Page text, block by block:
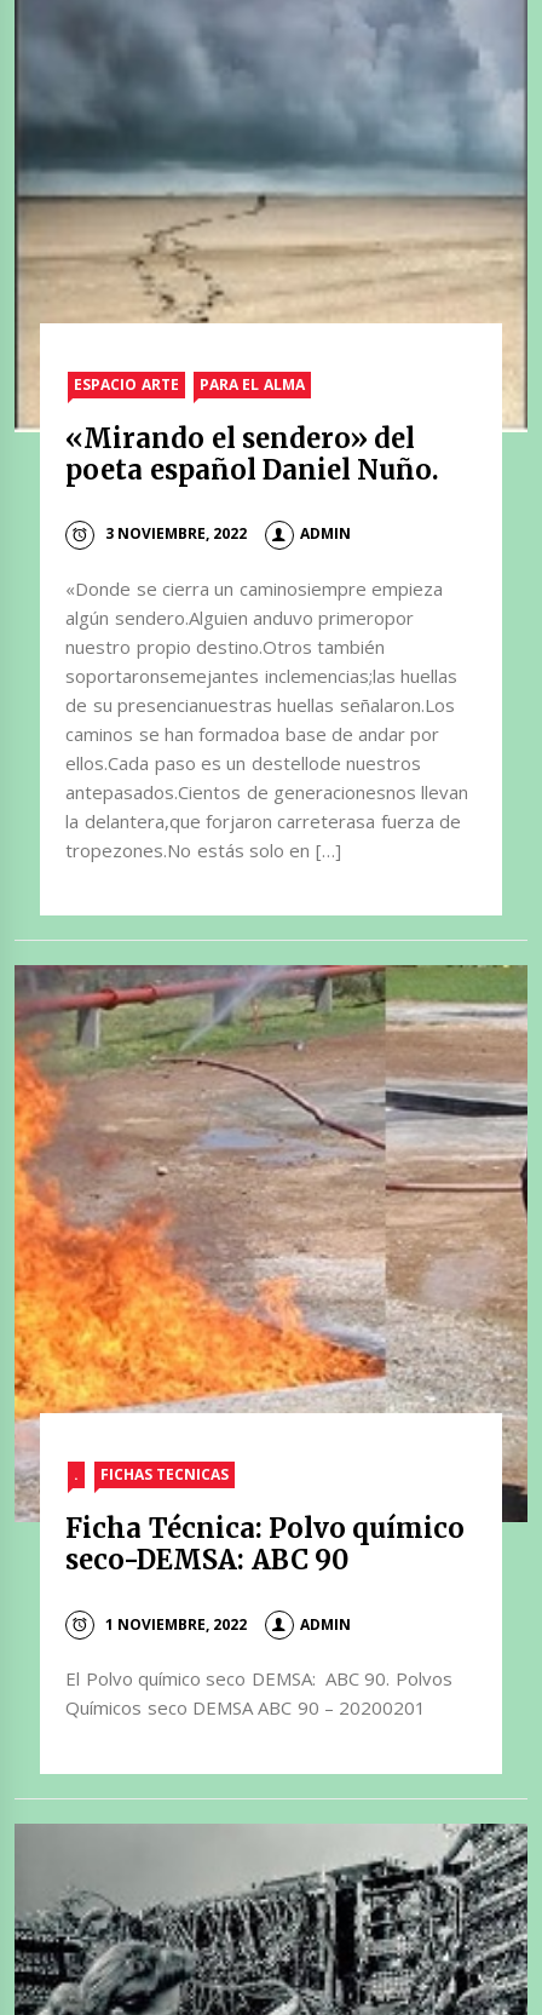
ESPACIO ARTE PARA EL ALMA
«Mirando el sendero» del
poeta español Daniel Nuño.
3 NOVIEMBRE, 2022 ADMIN
«Donde se cierra un caminosiempre empieza
algún sendero.Alguien anduvo primeropor
nuestro propio destino.Otros también
soportaronsemejantes inclemencias;las huellas
de su presencianuestras huellas señalaron.Los
caminos se han formadoa base de andar por
ellos.Cada paso es un destellode nuestros
antepasados.Cientos de generacionesnos llevan
la delantera,que forjaron carreterasa fuerza de
tropezones.No estás solo en […]
. FICHAS TECNICAS
Ficha Técnica: Polvo químico
seco-DEMSA: ABC 90
1 NOVIEMBRE, 2022 ADMIN
El Polvo químico seco DEMSA: ABC 90. Polvos
Químicos seco DEMSA ABC 90 – 20200201